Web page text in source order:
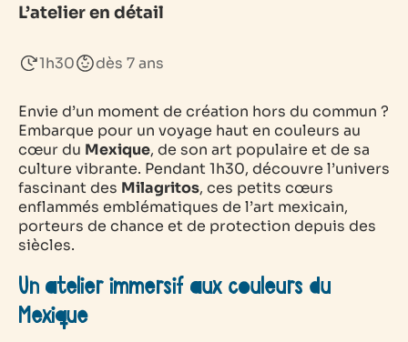
L’atelier en détail
1h30 dès 7 ans
Envie d’un moment de création hors du commun ?
Embarque pour un voyage haut en couleurs au
cœur du Mexique, de son art populaire et de sa
culture vibrante. Pendant 1h30, découvre l’univers
fascinant des Milagritos, ces petits cœurs
enflammés emblématiques de l’art mexicain,
porteurs de chance et de protection depuis des
siècles.
Un atelier immersif aux couleurs du
Mexique